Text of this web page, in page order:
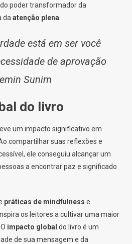
poder transformador da
da atenção plena
está em ser você
de aprovação
Sunim
do livro
um impacto significativo em
compartilhar suas reflexões e
ele conseguiu alcançar um
a encontrar paz e significado
práticas de mindfulness e
os leitores a cultivar uma maior
. O impacto global do livro é um
de sua mensagem e da